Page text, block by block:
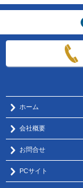
ホーム
会社概要
お問合せ
PCサイト